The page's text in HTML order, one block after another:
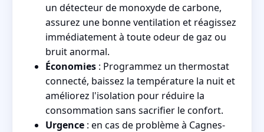
un détecteur de monoxyde de carbone,
assurez une bonne ventilation et réagissez
immédiatement à toute odeur de gaz ou
bruit anormal.
Économies : Programmez un thermostat
connecté, baissez la température la nuit et
améliorez l'isolation pour réduire la
consommation sans sacrifier le confort.
Urgence : en cas de problème à Cagnes-